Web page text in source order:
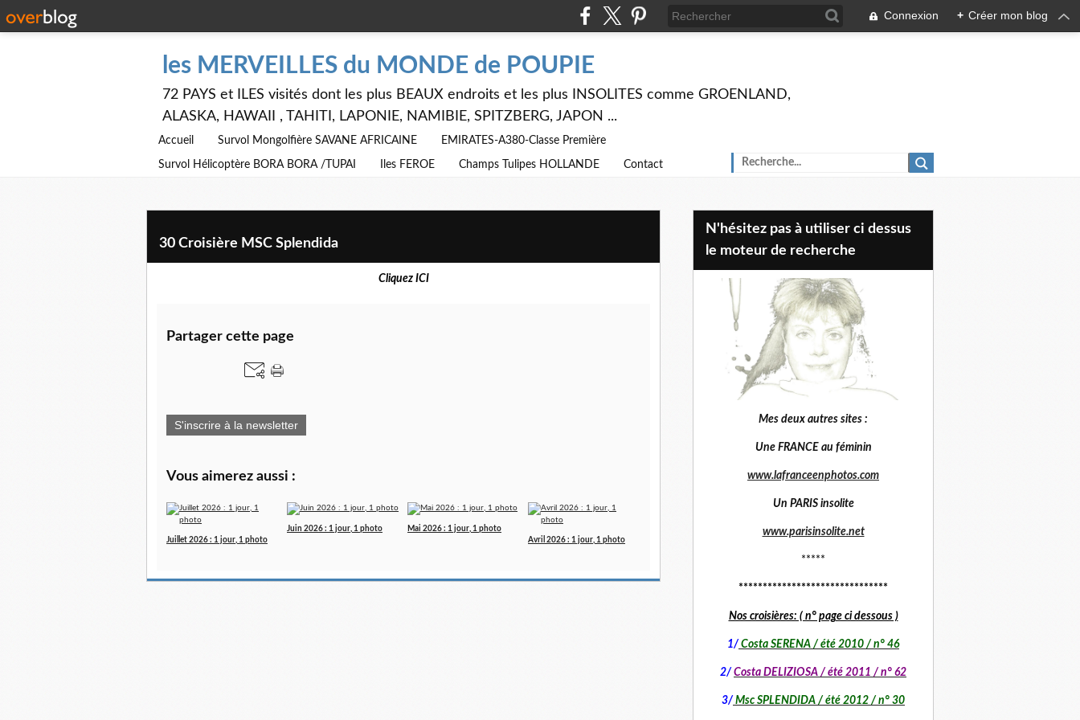
Connexion + Créer mon blog
les MERVEILLES du MONDE de POUPIE
72 PAYS et ILES visités dont les plus BEAUX endroits et les plus INSOLITES comme GROENLAND,
ALASKA, HAWAII , TAHITI, LAPONIE, NAMIBIE, SPITZBERG, JAPON ...
Accueil Survol Mongolfière SAVANE AFRICAINE EMIRATES-A380-Classe Première
Survol Hélicoptère BORA BORA /TUPAI Iles FEROE Champs Tulipes HOLLANDE Contact
30 Croisière MSC Splendida
Cliquez ICI
Partager cette page
S'inscrire à la newsletter
Vous aimerez aussi :
Juillet 2026 : 1 jour, 1 photo
Juin 2026 : 1 jour, 1 photo
Mai 2026 : 1 jour, 1 photo
Avril 2026 : 1 jour, 1 photo
N'hésitez pas à utiliser ci dessus
le moteur de recherche
Mes deux autres sites :
Une FRANCE au féminin
www.lafranceenphotos.com
Un PARIS insolite
www.parisinsolite.net
*****
*******************************
Nos croisières: ( n° page ci dessous )
1/ Costa SERENA / été 2010 / n° 46
2/ Costa DELIZIOSA / été 2011 / n° 62
3/ Msc SPLENDIDA / été 2012 / n° 30